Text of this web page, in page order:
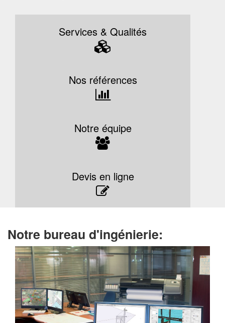
Services & Qualités
Nos références
Notre équipe
Devis en ligne
Notre bureau d'ingénierie: